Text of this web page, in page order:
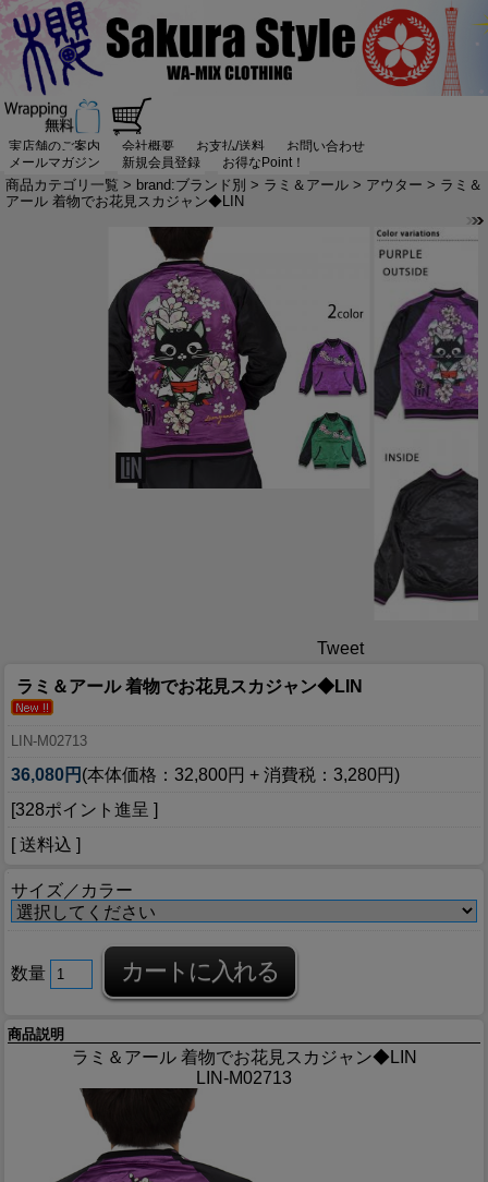
実店舗のご案内 会社概要 お支払/送料
お問い合わせ
メールマガジン
新規会員登録 お得なPoint！
商品カテゴリ一覧 > brand:ブランド別 > ラミ＆アール > アウター > ラミ＆
アール 着物でお花見スカジャン◆LIN
Tweet
ラミ＆アール 着物でお花見スカジャン◆LIN
LIN-M02713
36,080円 (本体価格：32,800円 + 消費税：3,280円)
[328ポイント進呈 ]
[ 送料込 ]
サイズ／カラー
数量
商品説明
ラミ＆アール 着物でお花見スカジャン◆LIN
LIN-M02713